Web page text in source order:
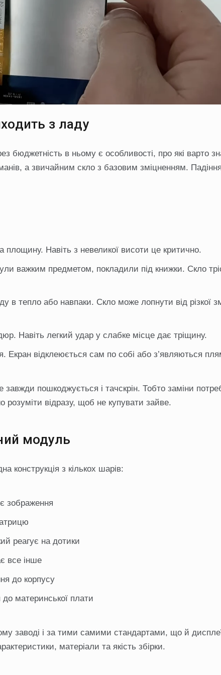
з ладу
в ньому є особливості, про які варто
а звичайним скло з базовим зміцненням.
Навіть з невеликої висоти це критично.
важким предметом, покладили під книжки. Скло
в тепло або навпаки. Скло може лопнути від різкої
Навіть легкий удар у слабке місце дає тріщину.
Екран відклеюється сам по собі або з’являються
пошкоджується і тачскрін. Тобто заміни
розуміти відразу, щоб не купувати зайве.
модуль
з кількох шарів:
зображення
реагує на дотики
все інше
до корпусу
материнської плати
заводі і за тими самими стандартами, що й
матеріали та якість збірки.